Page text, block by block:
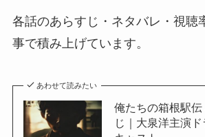
各話のあらすじ・ネタバレ・視聴
事で積み上げています。
あわせて読みたい
俺たちの箱根駅
じ｜大泉洋主演